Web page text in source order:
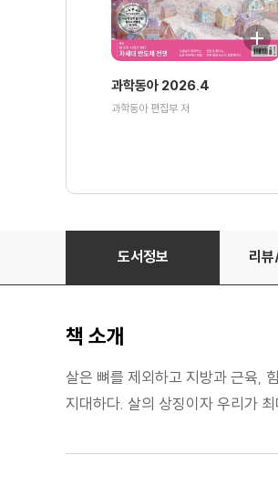
과학동아 2026.4
과학동아 편집부 저
과학동아 2020.06
도서정보 리
책 소개
살은 뼈를 제외하고 지방과 근육,
지대하다. 살의 상징이자 우리가